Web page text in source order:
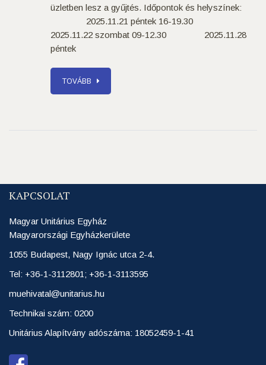
üzletben lesz a gyűjtés. Időpontok és helyszínek:
2025.11.21 péntek 16-19.30
2025.11.22 szombat 09-12.30 2025.11.28
péntek
TOVÁBB
KAPCSOLAT
Magyar Unitárius Egyház
Magyarországi Egyházkerülete
1055 Budapest, Nagy Ignác utca 2-4.
Tel: +36-1-3112801; +36-1-3113595
muehivatal@unitarius.hu
Technikai szám: 0200
Unitárius Alapítvány adószáma: 18052459-1-41